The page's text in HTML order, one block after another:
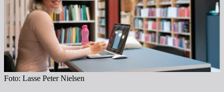
Foto: Lasse Peter Nielsen